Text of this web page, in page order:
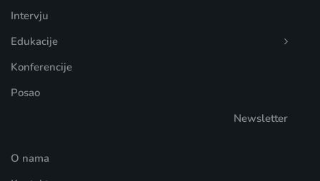
Intervju
Edukacije
Konferencije
Posao
Newsletter
O nama